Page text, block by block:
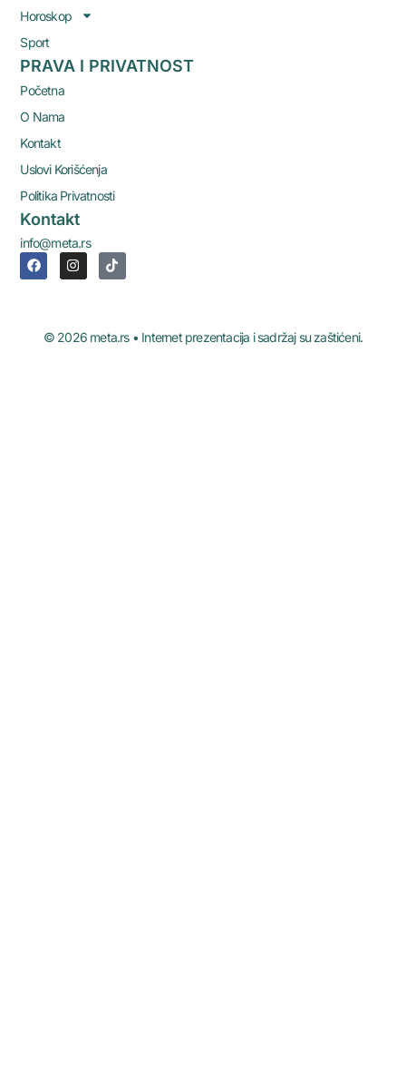
Horoskop
Sport
PRAVA I PRIVATNOST
Početna
O Nama
Kontakt
Uslovi Korišćenja
Politika Privatnosti
Kontakt
info@meta.rs
© 2026 meta.rs • Internet prezentacija i sadržaj su zaštićeni.